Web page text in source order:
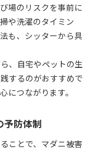
場のリスクを事前に
や洗濯のタイミン
も、シッターから具
、自宅やペットの生
するのがおすすめで
につながります。
予防体制
ことで、マダニ被害